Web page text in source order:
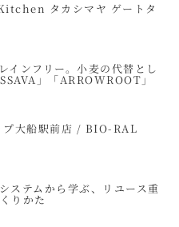
タカシマヤ ゲートタ
インフリー。小麦の代替とし
」「ARROWROOT」
プ大船駅前店 / BIO-RAL
ステムから学ぶ、リユース重
りかた